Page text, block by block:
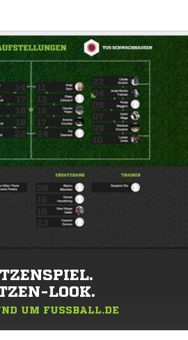
LOOK.
UM FUSSBALL.DE